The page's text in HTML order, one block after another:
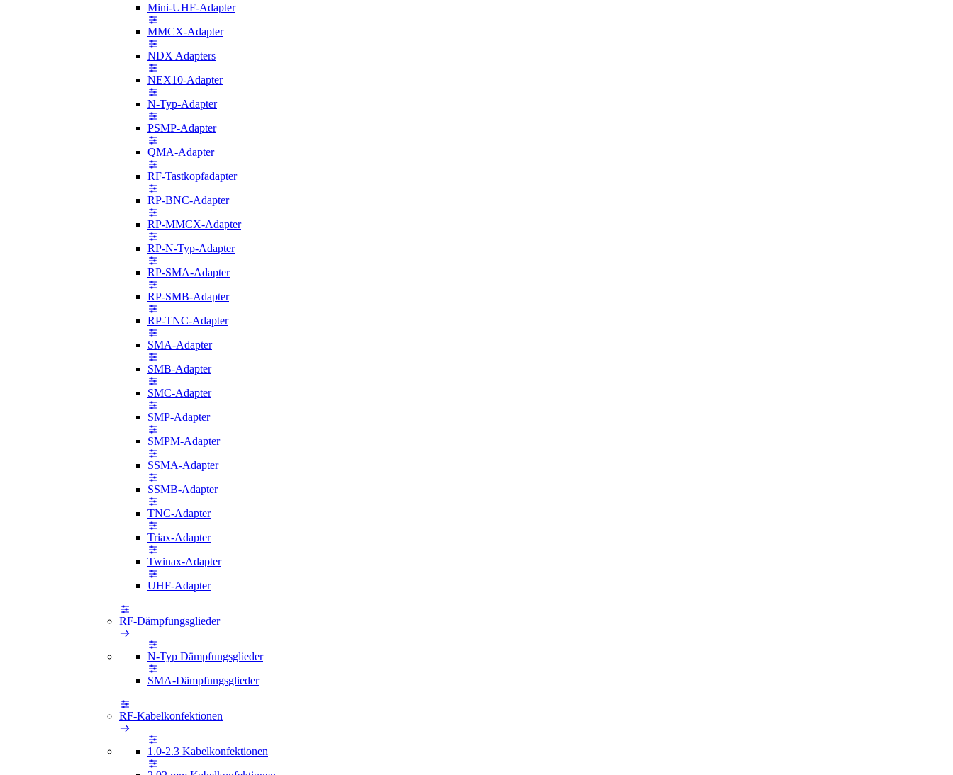
Mini-UHF-Adapter
MMCX-Adapter
NDX Adapters
NEX10-Adapter
N-Typ-Adapter
PSMP-Adapter
QMA-Adapter
RF-Tastkopfadapter
RP-BNC-Adapter
RP-MMCX-Adapter
RP-N-Typ-Adapter
RP-SMA-Adapter
RP-SMB-Adapter
RP-TNC-Adapter
SMA-Adapter
SMB-Adapter
SMC-Adapter
SMP-Adapter
SMPM-Adapter
SSMA-Adapter
SSMB-Adapter
TNC-Adapter
Triax-Adapter
Twinax-Adapter
UHF-Adapter
RF-Dämpfungsglieder
N-Typ Dämpfungsglieder
SMA-Dämpfungsglieder
RF-Kabelkonfektionen
1.0-2.3 Kabelkonfektionen